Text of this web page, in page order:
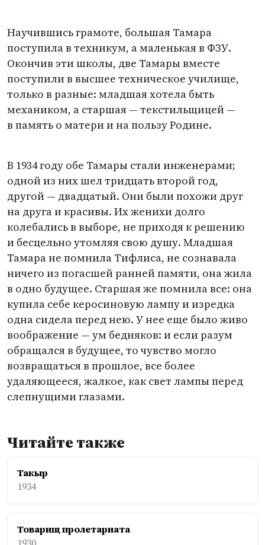
Научившись грамоте, большая Тамара
поступила в техникум, а маленькая в ФЗУ.
Окончив эти школы, две Тамары вместе
поступили в высшее техническое училище,
только в разные: младшая хотела быть
механиком, а старшая — текстильщицей —
в память о матери и на пользу Родине.
В 1934 году обе Тамары стали инженерами;
одной из них шел тридцать второй год,
другой — двадцатый. Они были похожи друг
на друга и красивы. Их женихи долго
колебались в выборе, не приходя к решению
и бесцельно утомляя свою душу. Младшая
Тамара не помнила Тифлиса, не сознавала
ничего из погасшей ранней памяти, она жила
в одно будущее. Старшая же помнила все: она
купила себе керосиновую лампу и изредка
одна сидела перед нею. У нее еще было живо
воображение — ум бедняков: и если разум
обращался в будущее, то чувство могло
возвращаться в прошлое, все более
удаляющееся, жалкое, как свет лампы перед
слепнущими глазами.
Читайте также
Такыр
1934
Товарищ пролетариата